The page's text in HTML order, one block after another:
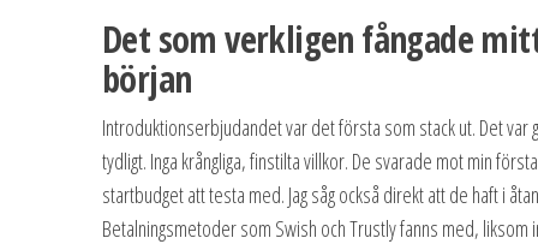
Det som verkligen fångade
början
Introduktionserbjudandet var det första som stack ut. Det
tydligt. Inga krångliga, finstilta villkor. De svarade mot min
startbudget att testa med. Jag såg också direkt att de haft i
Betalningsmetoder som Swish och Trustly fanns med, liksom